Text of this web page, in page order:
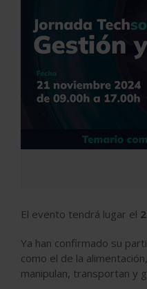
El evento tendrá lugar el
Ya han confirmado su
como el de la
manipulan, transportan y